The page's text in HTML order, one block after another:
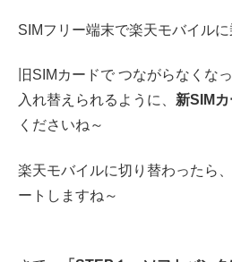
SIMフリー端末で楽天モバイルに
旧SIMカードで つながらなくな
入れ替えられるように、 新SIM
くださいね～
楽天モバイルに切り替わったら
ートしますね～